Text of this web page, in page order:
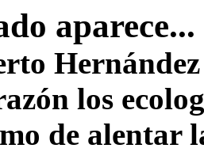
los
de alentar